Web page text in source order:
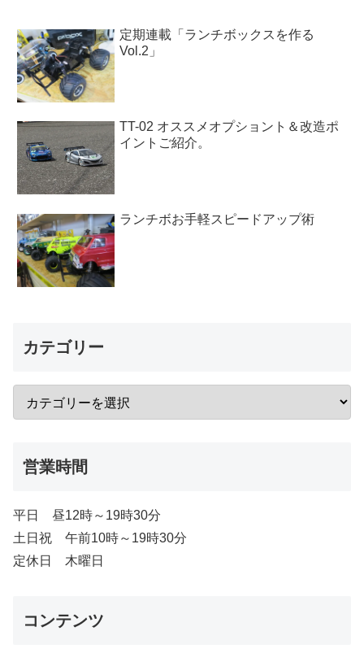
定期連載「ランチボックスを作る
Vol.2」
TT-02 オススメオプショント＆改造ポ
イントご紹介。
ランチボお手軽スピードアップ術
カテゴリー
営業時間
平日 昼12時～19時30分
土日祝 午前10時～19時30分
定休日 木曜日
コンテンツ